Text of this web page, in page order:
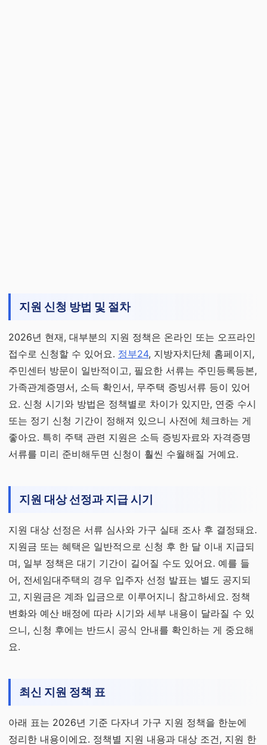
지원 신청 방법 및 절차
2026년 현재, 대부분의 지원 정책은 온라인 또는 오프라인
접수로 신청할 수 있어요. 정부24, 지방자치단체 홈페이지,
주민센터 방문이 일반적이고, 필요한 서류는 주민등록등본,
가족관계증명서, 소득 확인서, 무주택 증빙서류 등이 있어
요. 신청 시기와 방법은 정책별로 차이가 있지만, 연중 수시
또는 정기 신청 기간이 정해져 있으니 사전에 체크하는 게
좋아요. 특히 주택 관련 지원은 소득 증빙자료와 자격증명
서류를 미리 준비해두면 신청이 훨씬 수월해질 거예요.
지원 대상 선정과 지급 시기
지원 대상 선정은 서류 심사와 가구 실태 조사 후 결정돼요.
지원금 또는 혜택은 일반적으로 신청 후 한 달 이내 지급되
며, 일부 정책은 대기 기간이 길어질 수도 있어요. 예를 들
어, 전세임대주택의 경우 입주자 선정 발표는 별도 공지되
고, 지원금은 계좌 입금으로 이루어지니 참고하세요. 정책
변화와 예산 배정에 따라 시기와 세부 내용이 달라질 수 있
으니, 신청 후에는 반드시 공식 안내를 확인하는 게 중요해
요.
최신 지원 정책 표
아래 표는 2026년 기준 다자녀 가구 지원 정책을 한눈에
정리한 내용이에요. 정책별 지원 내용과 대상 조건, 지원 한